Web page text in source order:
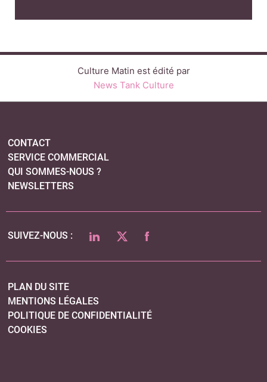
QUI SOMMES-NOUS ?
LINKEDINTWITTERFACEBOOK
PLAN DU SITE
MENTIONS LÉGALES
POLITIQUE DE CONFIDENTIALITÉ
COOKIES